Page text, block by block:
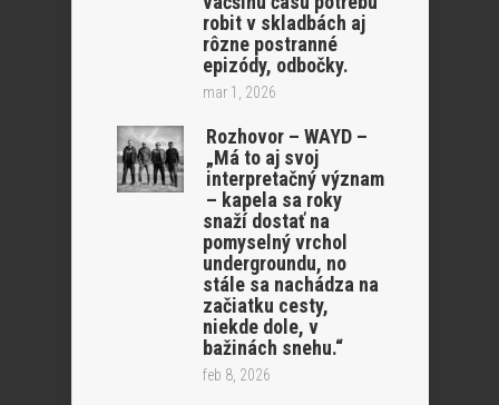
robit v skladbách aj
rôzne postranné
epizódy, odbočky.
mar 1, 2026
Rozhovor – WAYD –
„Má to aj svoj
interpretačný význam
– kapela sa roky
snaží dostať na
pomyselný vrchol
undergroundu, no
stále sa nachádza na
začiatku cesty,
niekde dole, v
bažinách snehu.“
feb 8, 2026